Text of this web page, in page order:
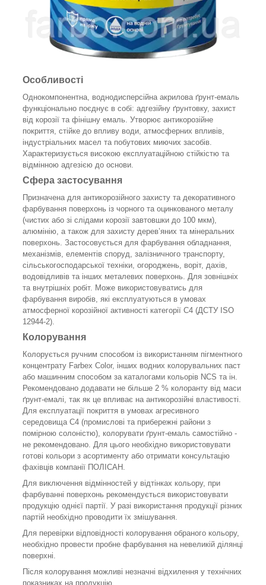
Особливості
Однокомпонентна, воднодисперсійна акрилова ґрунт-емаль
функціонально поєднує в собі: адгезійну ґрунтовку, захист
від корозії та фінішну емаль. Утворює антикорозійне
покриття, стійке до впливу води, атмосферних впливів,
індустріальних масел та побутових миючих засобів.
Характеризується високою експлуатаційною стійкістю та
відмінною адгезією до основи.
Сфера застосування
Призначена для антикорозійного захисту та декоративного
фарбування поверхонь із чорного та оцинкованого металу
(чистих або зі слідами корозії завтовшки до 100 мкм),
алюмінію, а також для захисту дерев’яних та мінеральних
поверхонь. Застосовується для фарбування обладнання,
механізмів, елементів споруд, залізничного транспорту,
сільськогосподарської техніки, огороджень, воріт, дахів,
водовідливів та інших металевих поверхонь. Для зовнішніх
та внутрішніх робіт. Може використовуватись для
фарбування виробів, які експлуатуються в умовах
атмосферної корозійної активності категорії С4 (ДСТУ ISO
12944-2).
Колорування
Колорується ручним способом із використанням пігментного
концентрату Farbex Color, інших водних колорувальних паст
або машинним способом за каталогами кольорів NCS та ін.
Рекомендовано додавати не більше 2 % колоранту від маси
ґрунт-емалі, так як це впливає на антикорозійні властивості.
Для експлуатації покриття в умовах агресивного
середовища С4 (промислові та прибережні райони з
помірною солоністю), колорувати ґрунт-емаль самостійно -
не рекомендовано. Для цього необхідно використовувати
готові кольори з асортименту або отримати консультацію
фахівців компанії ПОЛІСАН.
Для виключення відмінностей у відтінках кольору, при
фарбуванні поверхонь рекомендується використовувати
продукцію однієї партії. У разі використання продукції різних
партій необхідно проводити їх змішування.
Для перевірки відповідності колорування обраного кольору,
необхідно провести пробне фарбування на невеликій ділянці
поверхні.
Після колорування можливі незначні відхилення у технічних
показниках на продукцію.